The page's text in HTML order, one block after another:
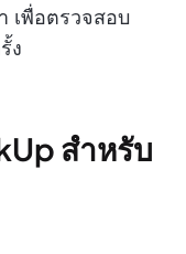
เพื่อตรวจสอบ
ง
สำหรับ